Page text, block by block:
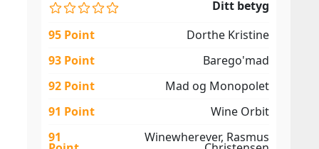
Ditt betyg
95 Point
Dorthe Kristine
93 Point
Barego'mad
92 Point
Mad og Monopolet
91 Point
Wine Orbit
91
Winewherever, Rasmus